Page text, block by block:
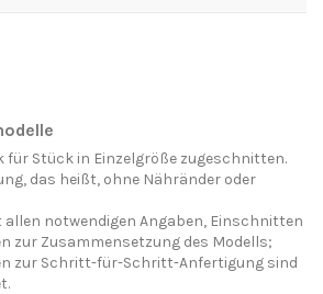
für Stück in Einzelgröße zugeschnitten.
das heißt, ohne Nähränder oder
allen notwendigen Angaben, Einschnitten
zur Zusammensetzung des Modells;
zur Schritt-für-Schritt-Anfertigung sind